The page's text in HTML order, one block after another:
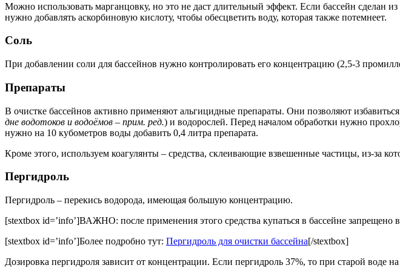
Можно использовать марганцовку, но это не даст длительный эффект. Если бассейн сделан
нужно добавлять аскорбиновую кислоту, чтобы обесцветить воду, которая также потемнеет.
Соль
При добавлении соли для бассейнов нужно контролировать его концентрацию (2,5-3
Препараты
В очистке бассейнов активно применяют альгицидные препараты. Они позволяют
дне водотоков и водоёмов – прим. ред.) и водорослей. Перед началом обработки нужно
нужно на 10 кубометров воды добавить 0,4 литра препарата.
Кроме этого, используем коагулянты – средства, склеивающие взвешенные частицы, из-за
Пергидроль
Пергидроль – перекись водорода, имеющая большую концентрацию.
[stextbox id=’info’]ВАЖНО: после применения этого средства купаться в бассейне запрещено
[stextbox id=’info’]Более подробно тут: Пергидроль для очистки бассейна[/stextbox]
Дозировка пергидроля зависит от концентрации. Если пергидроль 37%, то при старой